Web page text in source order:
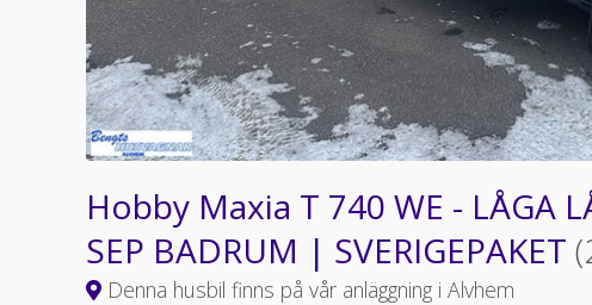
Hobby Maxia T 740 WE - LÅGA
SEP BADRUM | SVERIGEPAKET
Denna husbil finns på vår anläggning i Alvhem